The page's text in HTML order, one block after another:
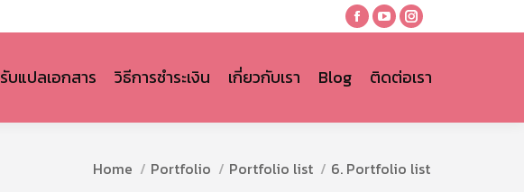
Facebook
opens
new
YouTube
opens
new
Instagram
opens
new
รับแปลเอกสาร วิธีการชำระเงิน เกี่ยวกับเรา Blog ติดต่อเรา
You are here:
Home Portfolio Portfolio list 6. Portfolio list